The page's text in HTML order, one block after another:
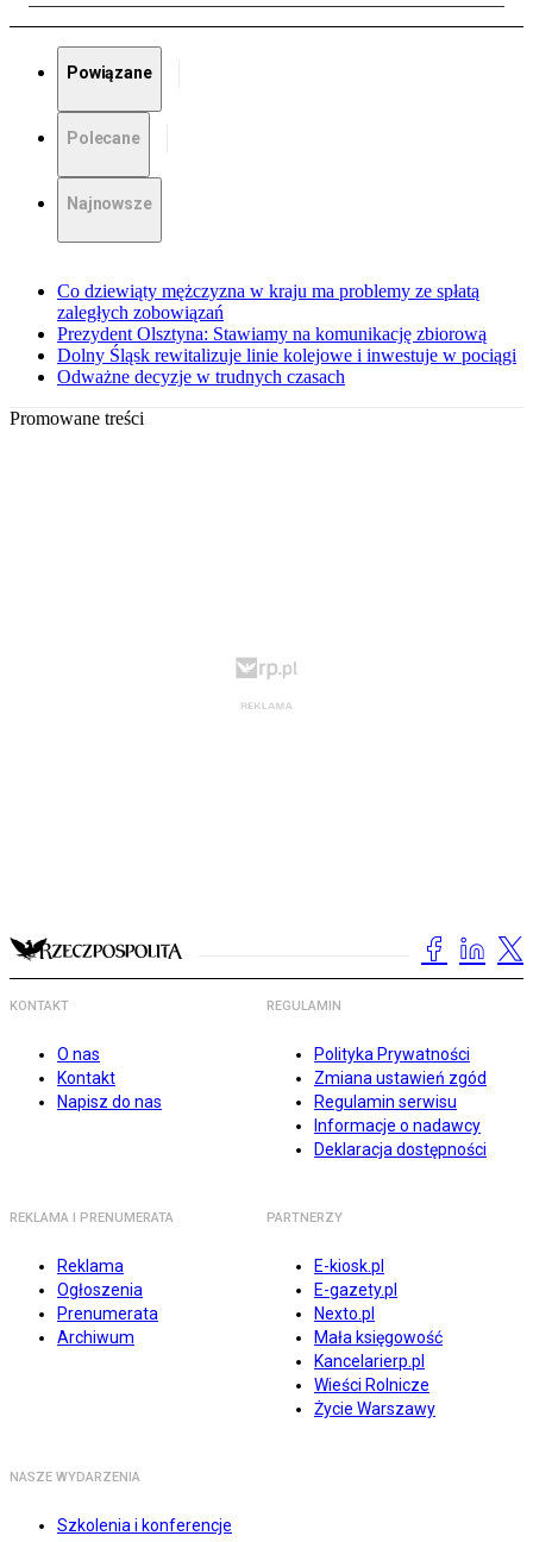
Powiązane
Polecane
Najnowsze
Co dziewiąty mężczyzna w kraju ma problemy ze spłatą
zaległych zobowiązań
Prezydent Olsztyna: Stawiamy na komunikację zbiorową
Dolny Śląsk rewitalizuje linie kolejowe i inwestuje w pociągi
Odważne decyzje w trudnych czasach
Promowane treści
KONTAKT
O nas
Kontakt
Napisz do nas
REGULAMIN
Polityka Prywatności
Zmiana ustawień zgód
Regulamin serwisu
Informacje o nadawcy
Deklaracja dostępności
REKLAMA I PRENUMERATA
Reklama
Ogłoszenia
Prenumerata
Archiwum
PARTNERZY
E-kiosk.pl
E-gazety.pl
Nexto.pl
Mała księgowość
Kancelarierp.pl
Wieści Rolnicze
Życie Warszawy
NASZE WYDARZENIA
Szkolenia i konferencje